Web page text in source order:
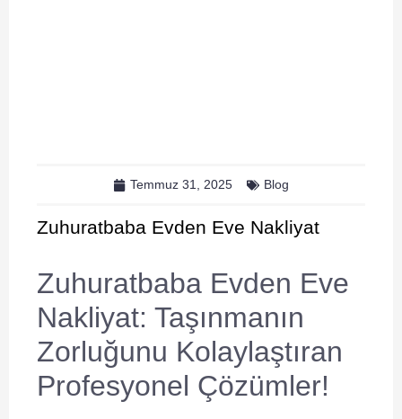
Temmuz 31, 2025 Blog
Zuhuratbaba Evden Eve Nakliyat
Zuhuratbaba Evden Eve
Nakliyat: Taşınmanın
Zorluğunu Kolaylaştıran
Profesyonel Çözümler!